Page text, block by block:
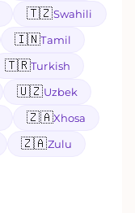
🇹🇿Swahili
🇮🇳Tamil
🇹🇷Turkish
🇺🇿Uzbek
🇿🇦Xhosa
🇿🇦Zulu